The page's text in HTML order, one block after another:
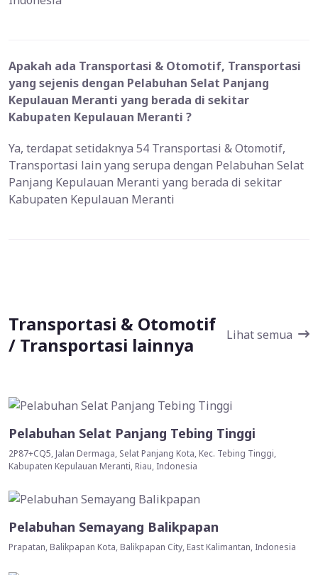
Apakah ada Transportasi & Otomotif, Transportasi
yang sejenis dengan Pelabuhan Selat Panjang
Kepulauan Meranti yang berada di sekitar
Kabupaten Kepulauan Meranti ?
Ya, terdapat setidaknya 54 Transportasi & Otomotif,
Transportasi lain yang serupa dengan Pelabuhan Selat
Panjang Kepulauan Meranti yang berada di sekitar
Kabupaten Kepulauan Meranti
Transportasi & Otomotif
/ Transportasi lainnya
Lihat semua
Pelabuhan Selat Panjang Tebing Tinggi
2P87+CQ5, Jalan Dermaga, Selat Panjang Kota, Kec. Tebing Tinggi,
Kabupaten Kepulauan Meranti, Riau, Indonesia
Pelabuhan Semayang Balikpapan
Prapatan, Balikpapan Kota, Balikpapan City, East Kalimantan, Indonesia